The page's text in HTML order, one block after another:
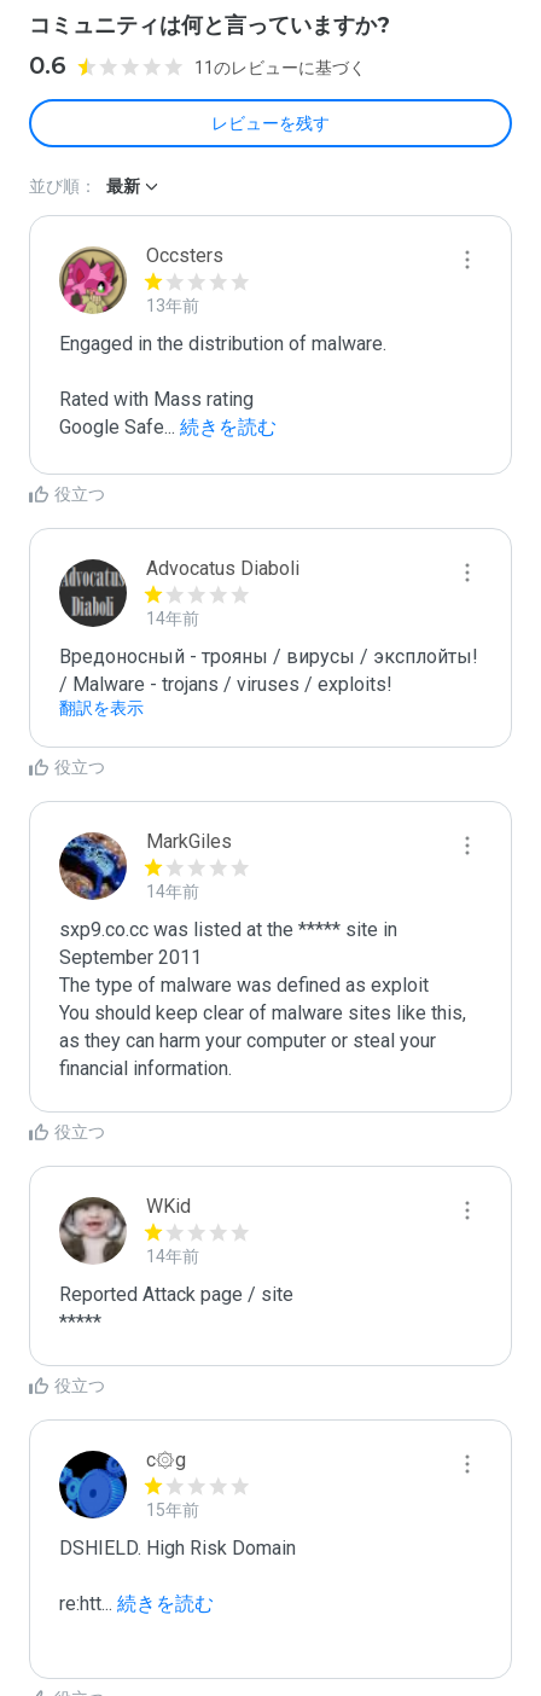
コミュニティは何と言っていますか?
0.6 11のレビューに基づく
レビューを残す
並び順： 最新
Occsters
13年前
Engaged in the distribution of malware.
Rated with Mass rating
Google Safe... 続きを読む
役立つ
Advocatus Diaboli
14年前
Вредоносный - трояны / вирусы / эксплойты!
/ Malware - trojans / viruses / exploits!
翻訳を表示
役立つ
MarkGiles
14年前
sxp9.co.cc was listed at the ***** site in
September 2011
The type of malware was defined as exploit
You should keep clear of malware sites like this,
as they can harm your computer or steal your
役立つ
WKid
14年前
Reported Attack page / site
*****
役立つ
c۞g
15年前
DSHIELD. High Risk Domain
re:htt... 続きを読む